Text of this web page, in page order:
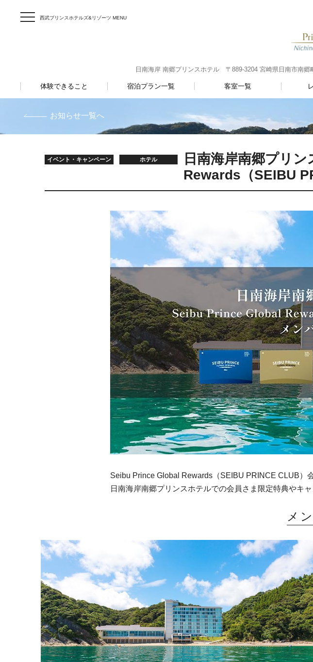
西武プリンスホテルズ&リゾーツ MENU
日南海岸 南郷プリンスホテル 〒889-3204 宮崎県日南市南
体験できること 宿泊プラン一覧 客室一覧
お知らせ一覧へ
イベント・キャンペーン ホテル
日南海岸南郷プリ
Rewards（SEIBU
Seibu Prince Global Rewards（SEIBU PRINCE CLUB）
日南海岸南郷プリンスホテルでの会員さま限定特典やキ
メ